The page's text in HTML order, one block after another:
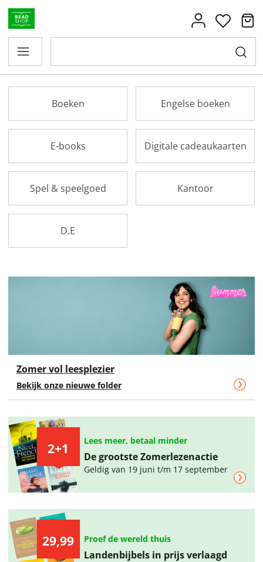
Boeken Engelse boeken
E-books Digitale cadeaukaarten
Spel & speelgoed Kantoor
D.E
Zomer vol leesplezier
Bekijk onze nieuwe folder
2+1
Lees meer, betaal minder
De grootste Zomerlezenactie
Geldig van 19 juni t/m 17 september
29,99 Proef de wereld thuis
Landenbijbels in prijs verlaagd